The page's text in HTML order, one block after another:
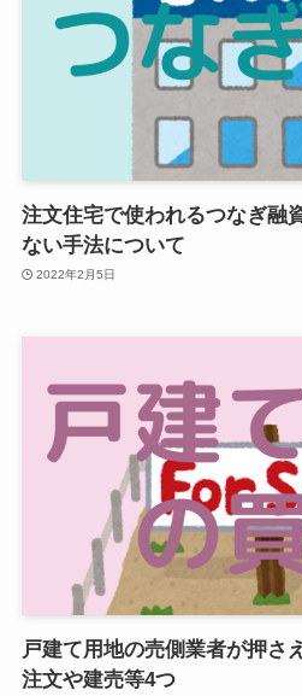
注文住宅で使われるつなぎ融
ない手法について
2022年2月5日
戸建て用地の売側業者が押さ
注文や建売等4つ